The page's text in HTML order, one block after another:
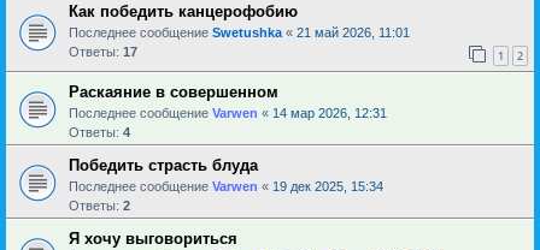
Как победить канцерофобию
Последнее сообщение Swetushka « 21 май 2026, 11:01
Ответы: 17 1 2
Раскаяние в совершенном
Последнее сообщение Varwen « 14 мар 2026, 12:31
Ответы: 4
Победить страсть блуда
Последнее сообщение Varwen « 19 дек 2025, 15:34
Ответы: 2
Я хочу выговориться